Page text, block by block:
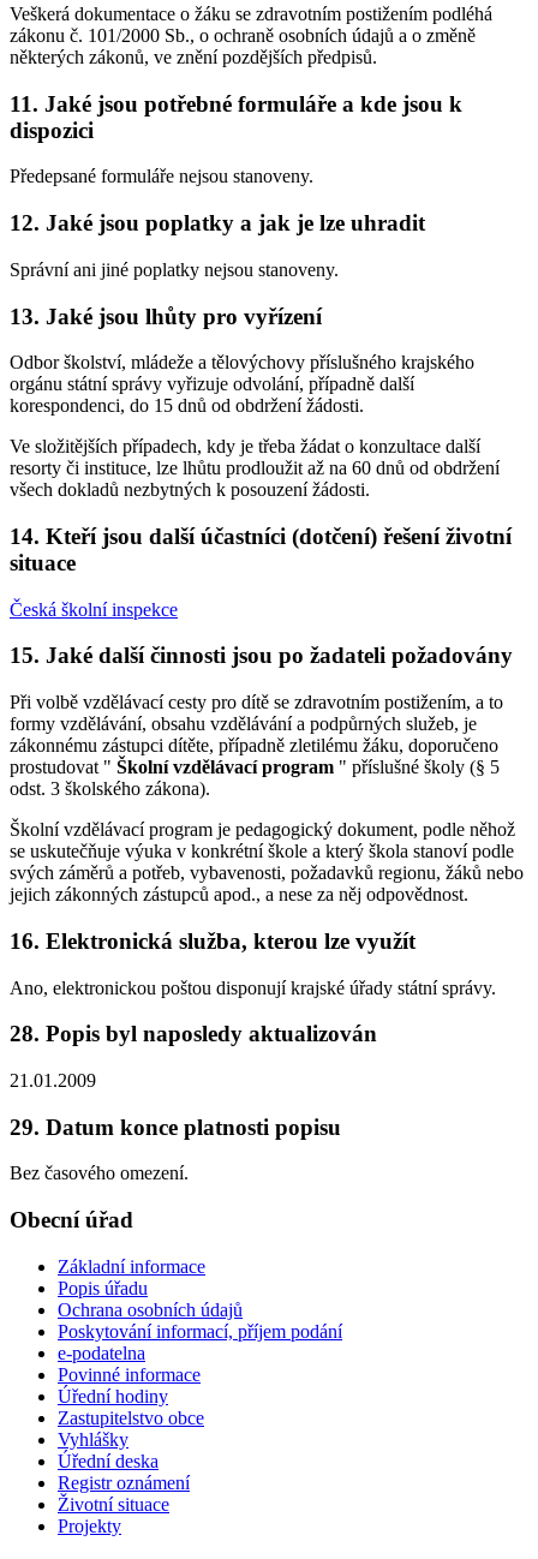
Veškerá dokumentace o žáku se zdravotním postižením podléhá
zákonu č. 101/2000 Sb., o ochraně osobních údajů a o změně
některých zákonů, ve znění pozdějších předpisů.
11. Jaké jsou potřebné formuláře a kde jsou k
dispozici
Předepsané formuláře nejsou stanoveny.
12. Jaké jsou poplatky a jak je lze uhradit
Správní ani jiné poplatky nejsou stanoveny.
13. Jaké jsou lhůty pro vyřízení
Odbor školství, mládeže a tělovýchovy příslušného krajského
orgánu státní správy vyřizuje odvolání, případně další
korespondenci, do 15 dnů od obdržení žádosti.
Ve složitějších případech, kdy je třeba žádat o konzultace další
resorty či instituce, lze lhůtu prodloužit až na 60 dnů od obdržení
všech dokladů nezbytných k posouzení žádosti.
14. Kteří jsou další účastníci (dotčení) řešení životní
situace
Česká školní inspekce
15. Jaké další činnosti jsou po žadateli požadovány
Při volbě vzdělávací cesty pro dítě se zdravotním postižením, a to
formy vzdělávání, obsahu vzdělávání a podpůrných služeb, je
zákonnému zástupci dítěte, případně zletilému žáku, doporučeno
prostudovat " Školní vzdělávací program " příslušné školy (§ 5
odst. 3 školského zákona).
Školní vzdělávací program je pedagogický dokument, podle něhož
se uskutečňuje výuka v konkrétní škole a který škola stanoví podle
svých záměrů a potřeb, vybavenosti, požadavků regionu, žáků nebo
jejich zákonných zástupců apod., a nese za něj odpovědnost.
16. Elektronická služba, kterou lze využít
Ano, elektronickou poštou disponují krajské úřady státní správy.
28. Popis byl naposledy aktualizován
21.01.2009
29. Datum konce platnosti popisu
Bez časového omezení.
Obecní úřad
Základní informace
Popis úřadu
Ochrana osobních údajů
Poskytování informací, příjem podání
e-podatelna
Povinné informace
Úřední hodiny
Zastupitelstvo obce
Vyhlášky
Úřední deska
Registr oznámení
Životní situace
Projekty